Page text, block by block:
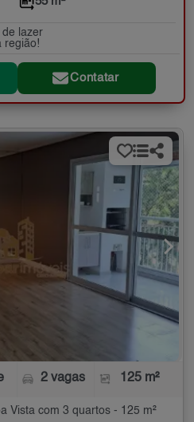
de lazer
região!
Contatar
2 vagas 125 m²
Vista com 3 quartos - 125 m²